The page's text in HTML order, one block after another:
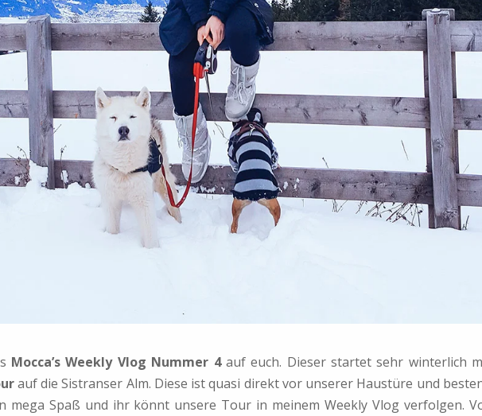
Mocca’s Weekly Vlog Nummer 4auf euch. Dieser startet sehr winterlich
auf die Sistranser Alm. Diese ist quasi direkt vor unserer Haustüre und
mega Spaß und ihr könnt unsere Tour in meinem Weekly Vlog verfolgen.